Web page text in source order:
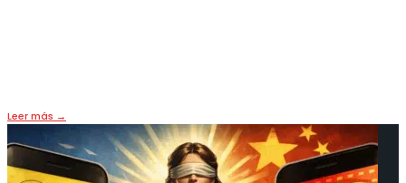
Leer más →